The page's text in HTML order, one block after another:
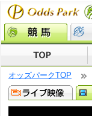
オッズパークTOP